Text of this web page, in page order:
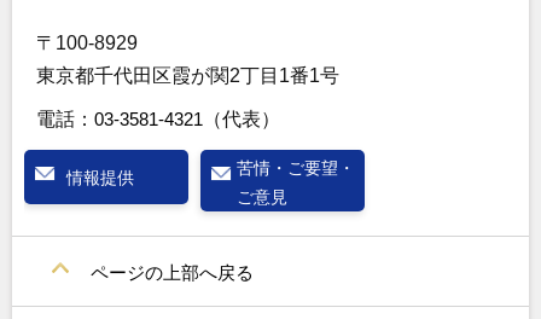
〒100-8929
東京都千代田区霞が関2丁目1番1号
電話： 03-3581-4321 （代表）
情報提供
苦情・ご要望・
ご意見
ページの上部へ戻る